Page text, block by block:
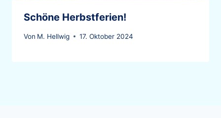
Schöne Herbstferien!
Von M. Hellwig 17. Oktober 2024